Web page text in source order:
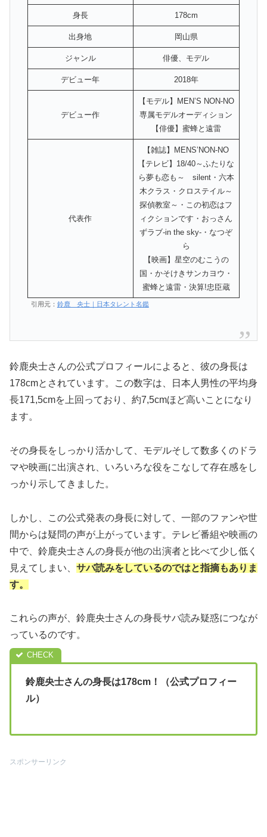
身長 178cm
出身地 岡山県
ジャンル 俳優、モデル
デビュー年 2018年
デビュー作
【モデル】MEN’S NON-NO
専属モデルオーディション
【俳優】蜜蜂と遠雷
代表作
【雑誌】MENS’NON-NO
【テレビ】18/40～ふたりな
ら夢も恋も～ silent・六本
木クラス・クロステイル～
探偵教室～・この初恋はフ
ィクションです・おっさん
ずラブ-in the sky-・なつぞ
ら
【映画】星空のむこうの
国・かそけきサンカヨウ・
蜜蜂と遠雷・決算!忠臣蔵
引用元： 鈴鹿 央士｜日本タレント名鑑
鈴鹿央士さんの公式プロフィールによると、彼の身長は
178cmとされています。この数字は、日本人男性の平均身
長171,5cmを上回っており、約7,5cmほど高いことになり
ます。
その身長をしっかり活かして、モデルそして数多くのドラ
マや映画に出演され、いろいろな役をこなして存在感をし
っかり示してきました。
しかし、この公式発表の身長に対して、一部のファンや世
間からは疑問の声が上がっています。テレビ番組や映画の
中で、鈴鹿央士さんの身長が他の出演者と比べて少し低く
見えてしまい、 サバ読みをしているのではと指摘もありま
す。
これらの声が、鈴鹿央士さんの身長サバ読み疑惑につなが
っているのです。
鈴鹿央士さんの身長は178cm！（公式プロフィー
ル）
スポンサーリンク